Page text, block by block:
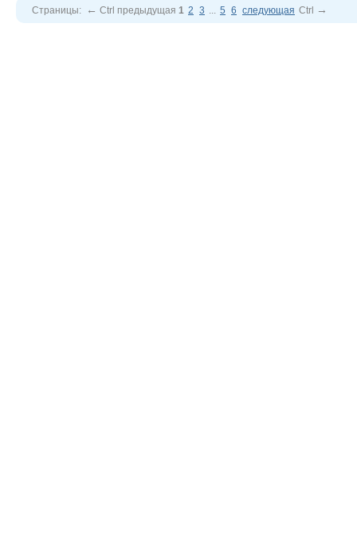
Страницы: ← Ctrl предыдущая 1 2 3 ... 5 6 следующая Ctrl →